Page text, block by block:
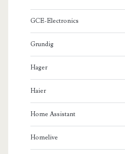
GCE-Electronics
Grundig
Hager
Haier
Home Assistant
Homelive